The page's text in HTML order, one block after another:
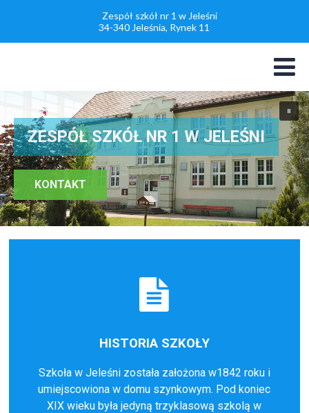
Zespół szkół nr 1 w Jeleśni
34-340 Jeleśnia, Rynek 11
Sala gimnastyczna
w Z.S. nr1 w Jeleśni
HISTORIA SZKOŁY
Szkoła w Jeleśni została założona w1842 roku i
umiejscowiona w domu szynkowym. Pod koniec
XIX wieku była jedyną trzyklasową szkolą w